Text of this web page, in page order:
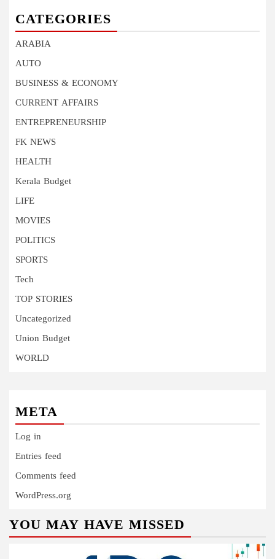
CATEGORIES
ARABIA
AUTO
BUSINESS & ECONOMY
CURRENT AFFAIRS
ENTREPRENEURSHIP
FK NEWS
HEALTH
Kerala Budget
LIFE
MOVIES
POLITICS
SPORTS
Tech
TOP STORIES
Uncategorized
Union Budget
WORLD
META
Log in
Entries feed
Comments feed
WordPress.org
YOU MAY HAVE MISSED